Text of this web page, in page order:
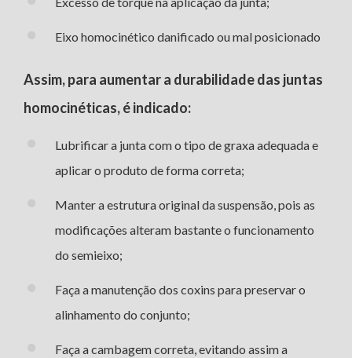
Eixo homocinético danificado ou mal posicionado
Assim, para aumentar a durabilidade das juntas
homocinéticas, é indicado:
Lubrificar a junta com o tipo de graxa adequada e
aplicar o produto de forma correta;
Manter a estrutura original da suspensão, pois as
modificações alteram bastante o funcionamento
do semieixo;
Faça a manutenção dos coxins para preservar o
alinhamento do conjunto;
Faça a cambagem correta, evitando assim a